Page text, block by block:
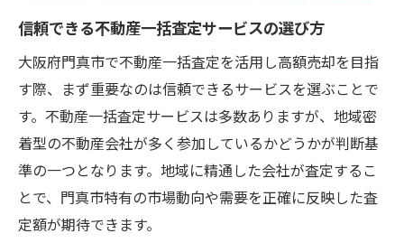
信頼できる不動産一括査定サービスの選び方
大阪府門真市で不動産一括査定を活用し高額売却を目指
す際、まず重要なのは信頼できるサービスを選ぶことで
す。不動産一括査定サービスは多数ありますが、地域密
着型の不動産会社が多く参加しているかどうかが判断基
準の一つとなります。地域に精通した会社が査定するこ
とで、門真市特有の市場動向や需要を正確に反映した査
定額が期待できます。